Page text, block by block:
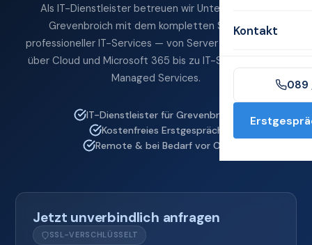
Kontakt
089
Als IT-Dienstleister betreuen wir Unternehmen in
Grevenbroich mit dem kompletten Spektrum
professioneller IT-Services — von Server und Netzwerk
über Cloud und Microsoft 365 bis zu IT-Sicherheit und
Managed Services.
IT-Dienstleister für Grevenbroich
Kostenfreies Erstgespräch
Remote & bei Bedarf vor Ort
Jetzt unverbindlich anfragen
SSL-VERSCHLÜSSELT